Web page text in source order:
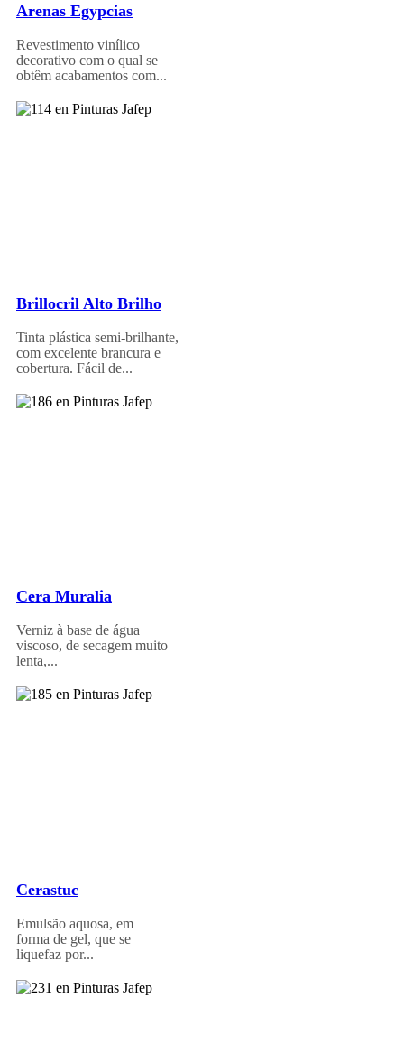
Arenas Egypcias
Revestimento vinílico
decorativo com o qual se
obtêm acabamentos com...
Brillocril Alto Brilho
Tinta plástica semi-brilhante,
com excelente brancura e
cobertura. Fácil de...
Cera Muralia
Verniz à base de água
viscoso, de secagem muito
lenta,...
Cerastuc
Emulsão aquosa, em
forma de gel, que se
liquefaz por...